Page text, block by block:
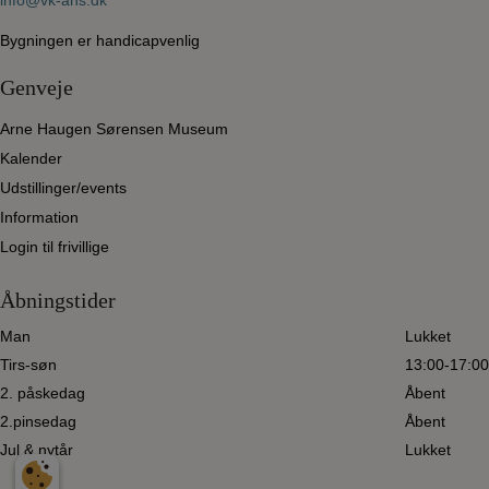
Bygningen er handicapvenlig
Genveje
Arne Haugen Sørensen Museum
Kalender
Udstillinger/events
Information
Login til frivillige
Åbningstider
Man
Tirs-søn
2. påskedag
2.pinsedag
Jul & nytår
Lukket
13:00-17:00
Åbent
Åbent
Lukket